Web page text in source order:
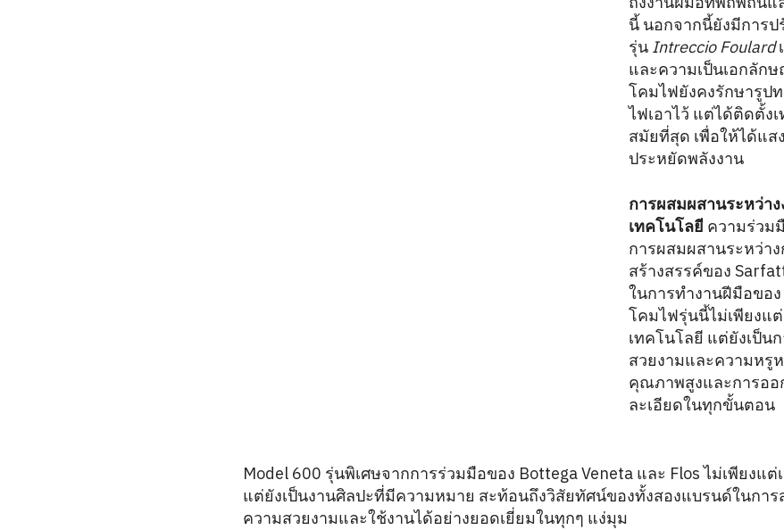
นี้ นอกจากนี้ยังมีการป
รุ่น Intreccio Foulard
และความเป็นเอกลัก
โคมไฟยังคงรักษารูป
ไฟเอาไว้ แต่ได้ติดตั้ง
สมัยที่สุด เพื่อให้ได้แ
ประหยัดพลังงาน
การผสมผสานระหว่า
เทคโนโลยี ความร่วม
การผสมผสานระหว่า
สร้างสรรค์ของ
ในการทำงานฝีมือขอ
โคมไฟรุ่นนี้ไม่เพียงแ
เทคโนโลยี แต่ยังเป็น
สวยงามและความหรู
คุณภาพสูงและการออ
ละเอียดในทุกขั้นตอน
Model 600 รุ่นพิเศษจากการร่วมมือของ Bottega Veneta และ Flos ไม่เพียงแ
แต่ยังเป็นงานศิลปะที่มีความหมาย สะท้อนถึงวิสัยทัศน์ของทั้งสองแบรนด์ในก
ความสวยงามและใช้งานได้อย่างยอดเยี่ยมในทุกๆ แง่มุม